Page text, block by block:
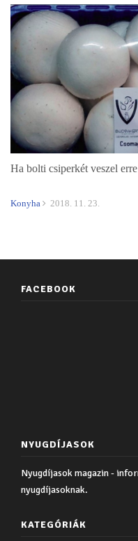
Ha bolti csiperkét veszel
Konyha 2018. 11. 23.
FACEBOOK
NYUGDÍJASOK
Nyugdíjasok magazin -
nyugdíjasoknak.
KATEGÓRIÁK